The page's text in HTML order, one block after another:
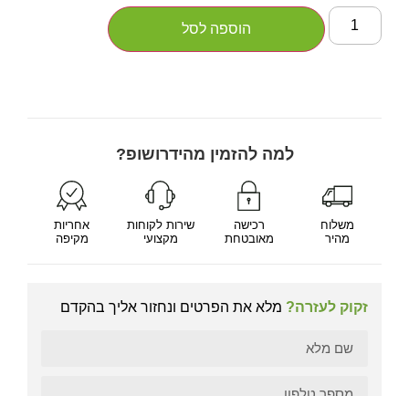
הוספה לסל
למה להזמין מהידרושופ?
משלוח
מהיר
רכישה
מאובטחת
שירות לקוחות
מקצועי
אחריות
מקיפה
זקוק לעזרה? מלא את הפרטים ונחזור אליך בהקדם